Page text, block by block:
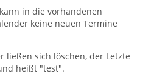
in die vorhandenen
keine neuen Termine
ließen sich löschen, der Letzte
heißt "test".